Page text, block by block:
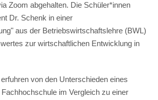
Zoom abgehalten. Die Schüler*innen
Dr. Schenk in einer
aus der Betriebswirtschaftslehre (BWL)
zur wirtschaftlichen Entwicklung in
von den Unterschieden eines
im Vergleich zu einer